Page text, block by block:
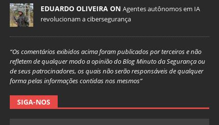
EDUARDO OLIVEIRA ON Agentes autônomos em IA
revolucionam a cibersegurança
“Os comentários exibidos acima foram publicados por terceiros e não
refletem de qualquer modo a opinião do Blog Minuto da Segurança ou
de seus patrocinadores, os quais não serão responsáveis de qualquer
forma pelas informações contidas nos mesmos”
SIGA-NOS